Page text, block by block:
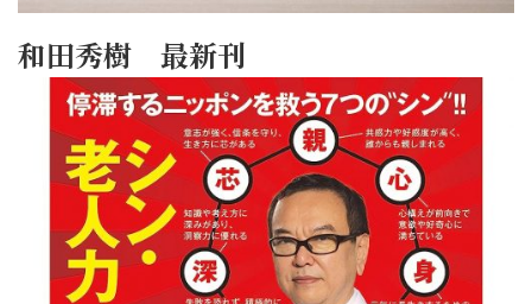
和田秀樹 最新刊